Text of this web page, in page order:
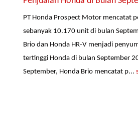
PT Honda Prospect Motor mencatat
sebanyak 10.170 unit di bulan
Brio dan Honda HR-V menjadi
tertinggi Honda di bulan September
September, Honda Brio mencatat p...